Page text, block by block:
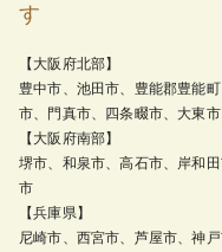
す
【大阪府北部】
豊中市、池田市、豊能郡豊能
市、門真市、四条畷市、大東
【大阪府南部】
堺市、和泉市、高石市、岸和
市
【兵庫県】
尼崎市、西宮市、芦屋市、神